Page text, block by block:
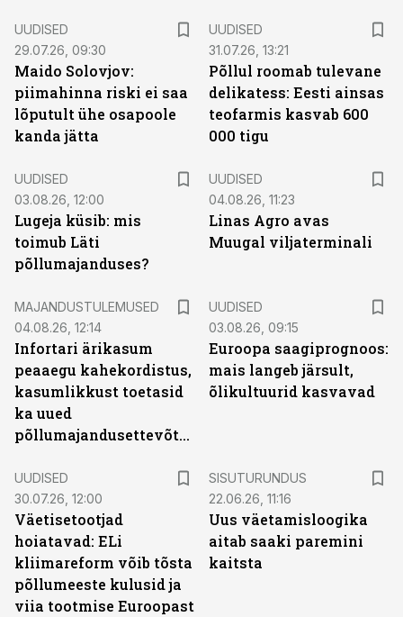
UUDISED
29.07.26, 09:30
Maido Solovjov:
piimahinna riski ei saa
lõputult ühe osapoole
kanda jätta
UUDISED
31.07.26, 13:21
Põllul roomab tulevane
delikatess: Eesti ainsas
teofarmis kasvab 600
000 tigu
UUDISED
03.08.26, 12:00
Lugeja küsib: mis
toimub Läti
põllumajanduses?
UUDISED
04.08.26, 11:23
Linas Agro avas
Muugal viljaterminali
MAJANDUSTULEMUSED
04.08.26, 12:14
Infortari ärikasum
peaaegu kahekordistus,
kasumlikkust toetasid
ka uued
põllumajandusettevõtted
UUDISED
03.08.26, 09:15
Euroopa saagiprognoos:
mais langeb järsult,
õlikultuurid kasvavad
UUDISED
30.07.26, 12:00
Väetisetootjad
hoiatavad: ELi
kliimareform võib tõsta
põllumeeste kulusid ja
viia tootmise Euroopast
SISUTURUNDUS
22.06.26, 11:16
Uus väetamisloogika
aitab saaki paremini
kaitsta